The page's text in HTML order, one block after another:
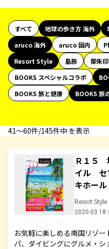
すべて 地球の歩き方 海外
aruco 海外
aruco 国内
Resort Style
島旅 御朱印
BOOKS スペシャルコラボ
BOOKS 旅と健康
BOOKS 旅
41〜60件/145件中 を表示
Ｒ１５
イル セ
キホー
Resort Style
2020.03.18
お気軽に楽しめる南国リゾ
パ、ダイビングにグルメ・シ